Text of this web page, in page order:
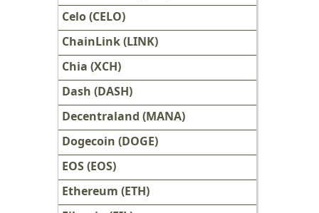
Celo (CELO)
ChainLink (LINK)
Chia (XCH)
Dash (DASH)
Decentraland (MANA)
Dogecoin (DOGE)
EOS (EOS)
Ethereum (ETH)